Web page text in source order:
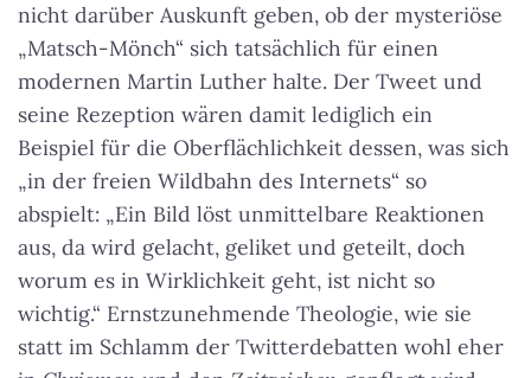
nicht darüber Auskunft geben, ob der mysteriöse
„Matsch-Mönch“ sich tatsächlich für einen
modernen Martin Luther halte. Der Tweet und
seine Rezeption wären damit lediglich ein
Beispiel für die Oberflächlichkeit dessen, was sich
„in der freien Wildbahn des Internets“ so
abspielt: „Ein Bild löst unmittelbare Reaktionen
aus, da wird gelacht, geliket und geteilt, doch
worum es in Wirklichkeit geht, ist nicht so
wichtig.“ Ernstzunehmende Theologie, wie sie
statt im Schlamm der Twitterdebatten wohl eher